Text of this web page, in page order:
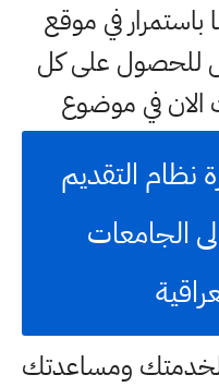
باستمرار في موقع
للحصول على كل
الان في موضوع
التقديم
2023 الى الجامعات
لخدمتك ومساعدتك